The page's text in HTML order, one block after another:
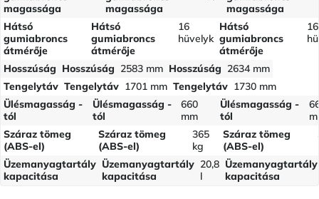
magassága
magassága
magassága
Hátsó
gumiabroncs
átmérője
Hátsó
gumiabroncs
átmérője
16
hüvelyk
Hátsó
gumiabroncs
átmérője
16
Hosszúság Hosszúság 2583 mm Hosszúság 2634 mm
Tengelytáv Tengelytáv 1701 mm Tengelytáv 1730 mm
Ülésmagasság -
tól
Ülésmagasság -
tól
660
mm
Ülésmagasság -
tól
Száraz tömeg
(ABS-el)
Száraz tömeg
(ABS-el)
365
kg
Száraz tömeg
(ABS-el)
Üzemanyagtartály
kapacitása
Üzemanyagtartály
kapacitása
20,8
l
Üzemanyagtartály
kapacitása